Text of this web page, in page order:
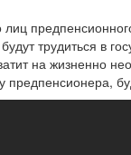
трудиться в
на жизненно
предпенсионера,